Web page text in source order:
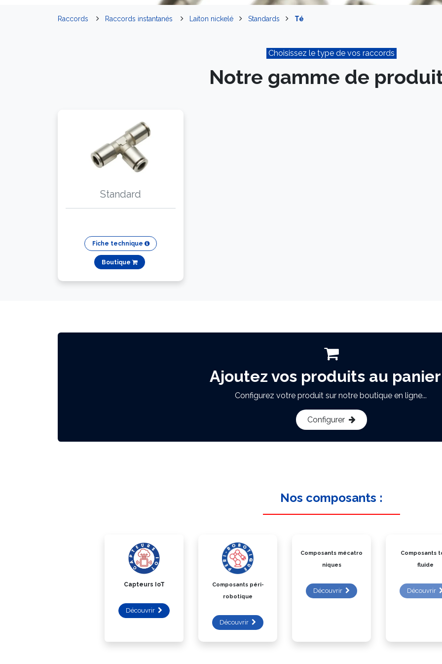
Raccords Raccords instantanés Laiton nickelé Standards Té
Choisissez le type de vos raccords
Notre gamme de
Standard
Fiche technique
Boutique
Ajoutez vos produits au
Configurez votre produit sur notre boutique en ligne...
Configurer
Nos composants :
Capteurs IoT
Découvrir
Composants péri-
robotique
Découvrir
Composants mécatro
niques
Découvrir
Composants
fluide
Découvrir